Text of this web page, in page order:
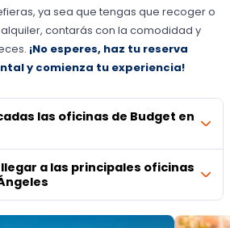
ya sea que tengas que recoger o
contarás con la comodidad y
¡No esperes, haz tu reserva
y comienza tu experiencia!
las oficinas de Budget en
a las principales oficinas